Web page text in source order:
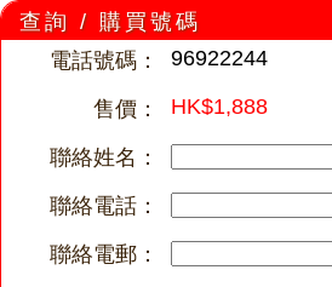
查詢 / 購買號碼
電話號碼：
96922244
售價： HK$1,888
聯絡姓名：
聯絡電話：
聯絡電郵：